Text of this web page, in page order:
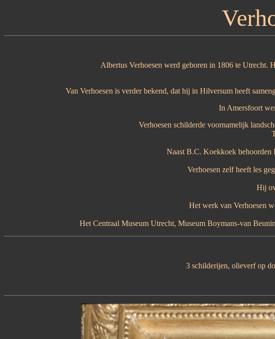
Albertus Verhoesen werd geboren in 1806 te Utrecht.
Van Verhoesen is verder bekend, dat hij in Hilversum heeft
In Amersfoort
Verhoesen schilderde voornamelijk
Naast B.C. Koekkoek behoorden
Verhoesen zelf heeft les
Hij
Het werk van Verhoesen
Het Centraal Museum Utrecht, Museum Boymans-van
3 schilderijen, olieverf op